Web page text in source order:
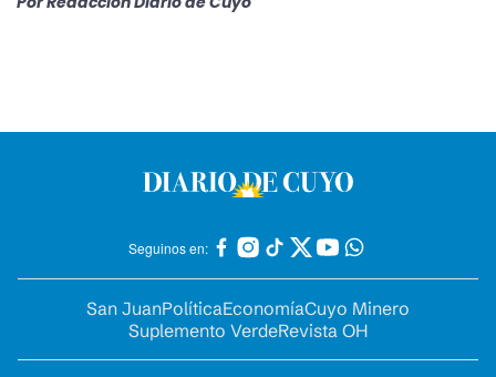
Seguinos en:
San JuanPolíticaEconomíaCuyo Minero
Suplemento VerdeRevista OH